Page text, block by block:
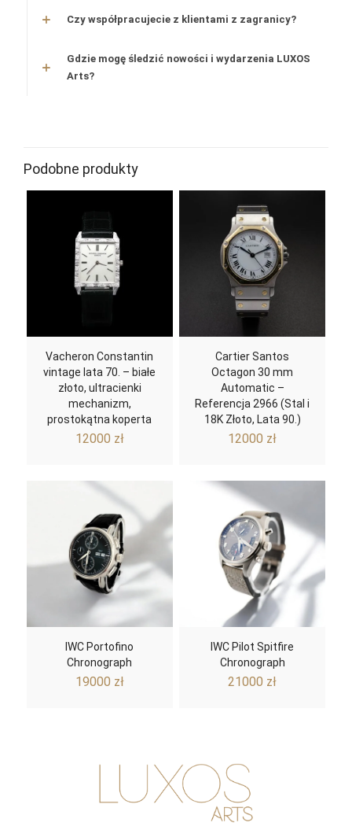
Czy współpracujecie z klientami z zagranicy?
Gdzie mogę śledzić nowości i wydarzenia LUXOS
Arts?
Podobne produkty
Vacheron Constantin
vintage lata 70. – białe
złoto, ultracienki
mechanizm,
prostokątna koperta
12000 zł
Cartier Santos
Octagon 30 mm
Automatic –
Referencja 2966 (Stal i
18K Złoto, Lata 90.)
12000 zł
IWC Portofino
Chronograph
19000 zł
IWC Pilot Spitfire
Chronograph
21000 zł